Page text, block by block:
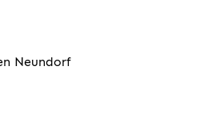
Neundorf